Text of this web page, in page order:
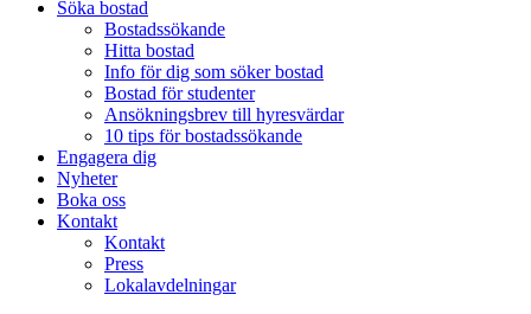
Söka bostad
Bostadssökande
Hitta bostad
Info för dig som söker bostad
Bostad för studenter
Ansökningsbrev till hyresvärdar
10 tips för bostadssökande
Engagera dig
Nyheter
Boka oss
Kontakt
Kontakt
Press
Lokalavdelningar